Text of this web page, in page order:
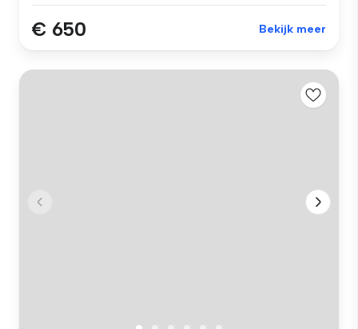
€ 650 Bekijk meer